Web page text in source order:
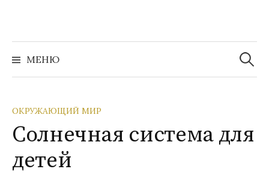
содержимому
МЕНЮ
Найти:
ОКРУЖАЮЩИЙ МИР
Солнечная система для
детей